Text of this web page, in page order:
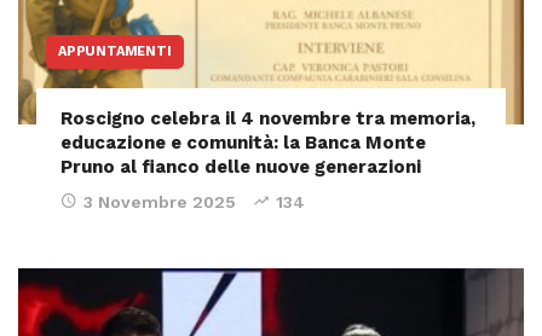
APPUNTAMENTI
Roscigno celebra il 4 novembre tra memoria,
educazione e comunità: la Banca Monte
Pruno al fianco delle nuove generazioni
3 Novembre 2025 134